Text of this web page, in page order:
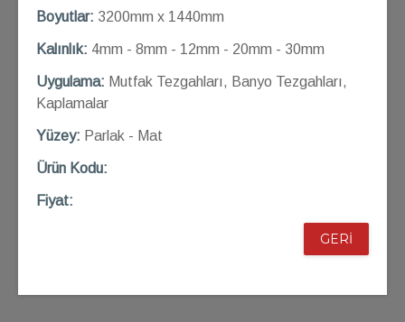
Boyutlar: 3200mm x 1440mm
Kalınlık: 4mm - 8mm - 12mm - 20mm - 30mm
Uygulama: Mutfak Tezgahları, Banyo Tezgahları,
Kaplamalar
Yüzey: Parlak - Mat
Ürün Kodu:
Fiyat:
GERİ